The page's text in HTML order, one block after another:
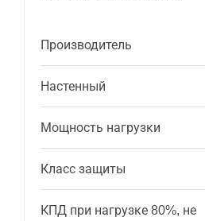
Производитель
Настенный
Мощность нагрузки
Класс защиты
КПД при нагрузке 80%, не